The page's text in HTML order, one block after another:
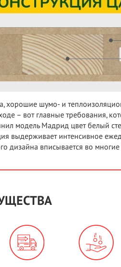
хорошие шумо- и
– вот главные требования,
модель Мадрид цвет белый
выдерживает интенсивное
дизайна вписывается во